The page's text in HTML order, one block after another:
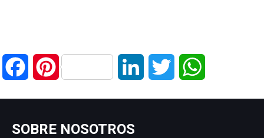
FacebookPinterest LinkedIn Twitter
SOBRE NOSOTROS